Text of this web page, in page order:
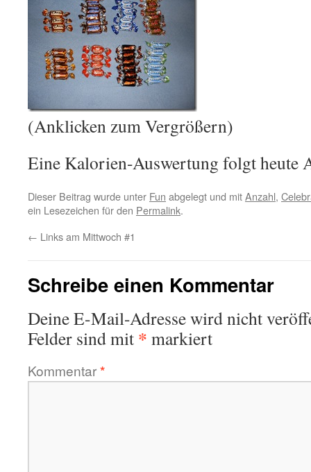
(Anklicken zum Vergrößern)
Eine Kalorien-Auswertung folgt heute
Dieser Beitrag wurde unter Fun abgelegt und mitAnzahl,
ein Lesezeichen für den Permalink.
← Links am Mittwoch #1
Schreibe einen Kommentar
Deine E-Mail-Adresse wird nicht
Felder sind mit * markiert
Kommentar*